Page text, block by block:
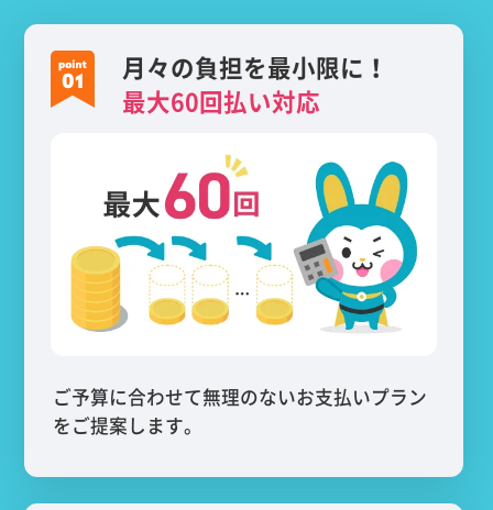
月々の負担を最小限に！
最大60回払い対応
ご予算に合わせて無理のないお支払いプラン
をご提案します。